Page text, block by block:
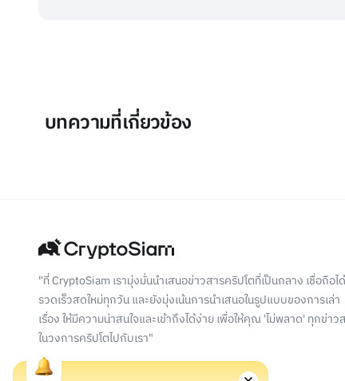
บทความที่เกี่ยวข้อง
"ที่ CryptoSiam เรามุ่งมั่นนำเสนอข่าวสารคริปโตที่เป็นกลาง เชื่อถือได้
รวดเร็วสดใหม่ทุกวัน และยังมุ่งเน้นการนำเสนอในรูปแบบของการเล่า
เรื่อง ให้มีความน่าสนใจและเข้าถึงได้ง่าย เพื่อให้คุณ 'ไม่พลาด' ทุกข่าว
ในวงการคริปโตไปกับเรา"